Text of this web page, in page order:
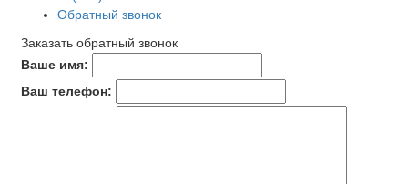
Обратный звонок
Заказать обратный звонок
Ваше имя:
Ваш телефон: